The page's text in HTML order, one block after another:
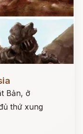
Bản, ở
thứ xung